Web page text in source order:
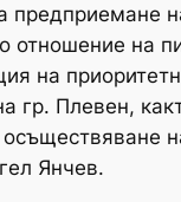
предприемане
отношение на
на
гр. Плевен,
Янчев.